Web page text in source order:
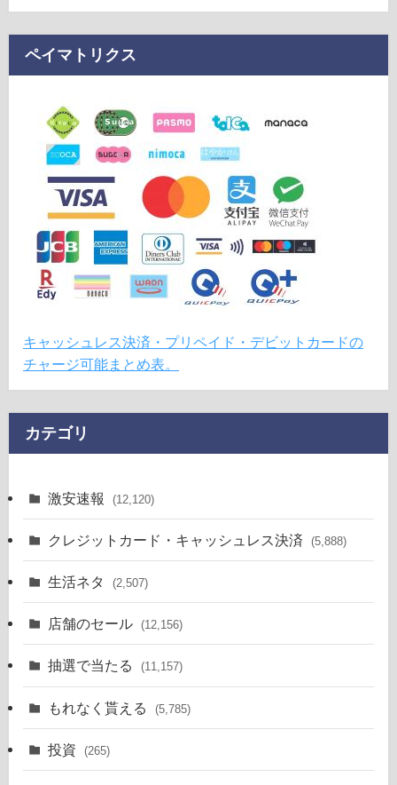
ペイマトリクス
キャッシュレス決済・プリペイド・デビットカードの
チャージ可能まとめ表。
カテゴリ
激安速報 (12,120)
クレジットカード・キャッシュレス決済 (5,888)
生活ネタ (2,507)
店舗のセール (12,156)
抽選で当たる (11,157)
もれなく貰える (5,785)
投資 (265)